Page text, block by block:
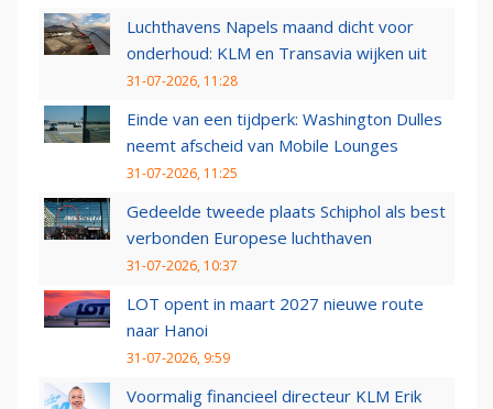
Luchthavens Napels maand dicht voor
onderhoud: KLM en Transavia wijken uit
31-07-2026, 11:28
Einde van een tijdperk: Washington Dulles
neemt afscheid van Mobile Lounges
31-07-2026, 11:25
Gedeelde tweede plaats Schiphol als best
verbonden Europese luchthaven
31-07-2026, 10:37
LOT opent in maart 2027 nieuwe route
naar Hanoi
31-07-2026, 9:59
Voormalig financieel directeur KLM Erik